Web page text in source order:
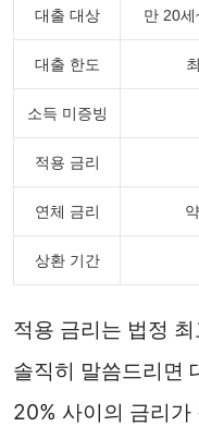
대출 대상 만 20
대출 한도
소득 미증빙
적용 금리
연체 금리
상환 기간
적용 금리는 법정
솔직히 말씀드리면
20% 사이의 금리가